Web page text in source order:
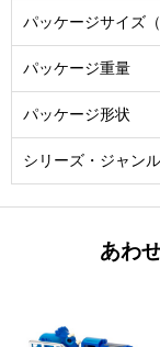
パッケージサイズ（
パッケージ重量
パッケージ形状
シリーズ・ジャンル
あわ